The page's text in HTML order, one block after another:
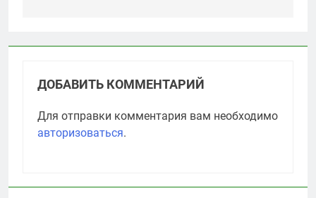
ДОБАВИТЬ КОММЕНТАРИЙ
Для отправки комментария вам необходимо
авторизоваться.